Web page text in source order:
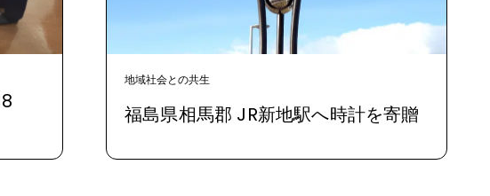
地域社会との共生
福島県相馬郡 JR新地駅へ時計を寄贈